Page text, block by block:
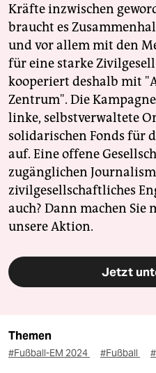
Kräfte inzwischen
braucht es
und vor allem mit den
für eine starke
kooperiert deshalb mit
Zentrum". Die
linke, selbstverwaltete
solidarischen Fonds für
auf. Eine offene
zugänglichen
zivilgesellschaftliches
auch? Dann machen
unsere Aktion.
Jetzt
Themen
#Fußball-EM 2024 #Fußball